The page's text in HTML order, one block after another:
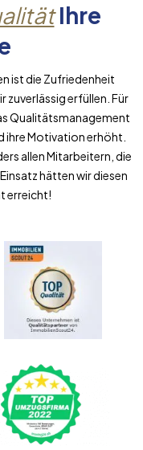
Ihre
ist die Zufriedenheit
zuverlässig erfüllen. Für
Qualitätsmanagement
ihre Motivation erhöht.
allen Mitarbeitern, die
hätten wir diesen
erreicht!